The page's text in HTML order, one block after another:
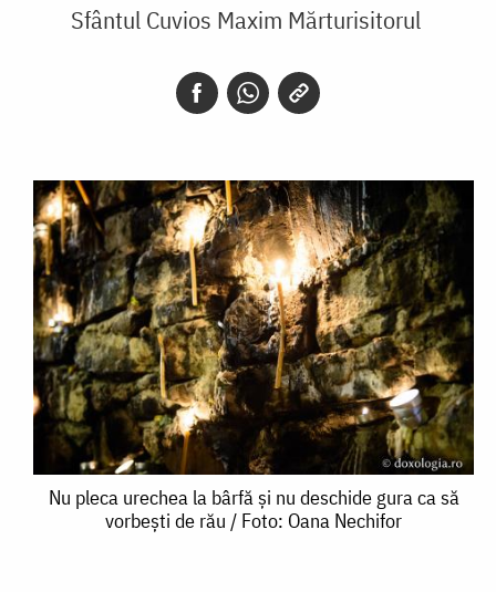
Sfântul Cuvios Maxim Mărturisitorul
Nu
Nu pleca urechea la bârfă și nu deschide gura ca să
vorbești de rău / Foto: Oana Nechifor